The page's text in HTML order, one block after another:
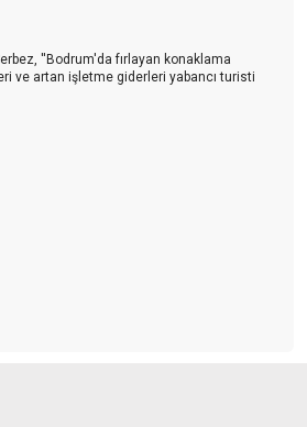
''Bodrum'da fırlayan konaklama
ve artan işletme giderleri yabancı turisti